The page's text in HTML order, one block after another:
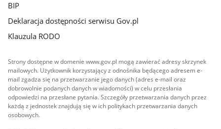
BIP
Deklaracja dostępności serwisu Gov.pl
Klauzula RODO
Strony dostępne w domenie www.gov.pl mogą zawierać adresy skrzynek
mailowych. Użytkownik korzystający z odnośnika będącego adresem e-
mail zgadza się na przetwarzanie jego danych (adres e-mail oraz
dobrowolnie podanych danych w wiadomości) w celu przesłania
odpowiedzi na przesłane pytania. Szczegóły przetwarzania danych przez
każdą z jednostek znajdują się w ich politykach przetwarzania danych
osobowych.